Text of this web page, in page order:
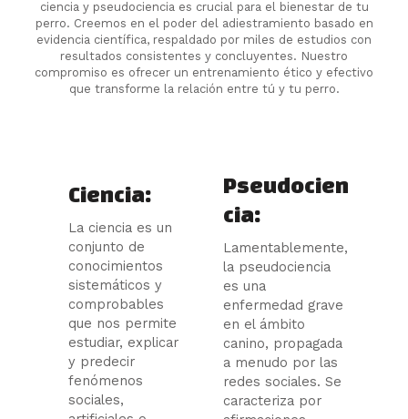
ciencia y pseudociencia es crucial para el bienestar de tu
perro. Creemos en el poder del adiestramiento basado en
evidencia científica, respaldado por miles de estudios con
resultados consistentes y concluyentes. Nuestro
compromiso es ofrecer un entrenamiento ético y efectivo
que transforme la relación entre tú y tu perro.
Ciencia:
La ciencia es un
conjunto de
conocimientos
sistemáticos y
comprobables
que nos permite
estudiar, explicar
y predecir
fenómenos
sociales,
Pseudocien
cia:
Lamentablemente,
la pseudociencia
es una
enfermedad grave
en el ámbito
canino, propagada
a menudo por las
redes sociales. Se
caracteriza por